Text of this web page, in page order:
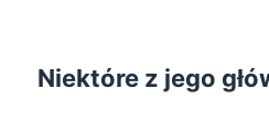
Niektóre z jego